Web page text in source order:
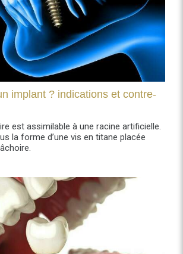
implant ? indications et contre-
est assimilable à une racine artificielle.
la forme d’une vis en titane placée